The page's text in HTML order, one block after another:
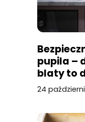
pupila –
blaty to
24